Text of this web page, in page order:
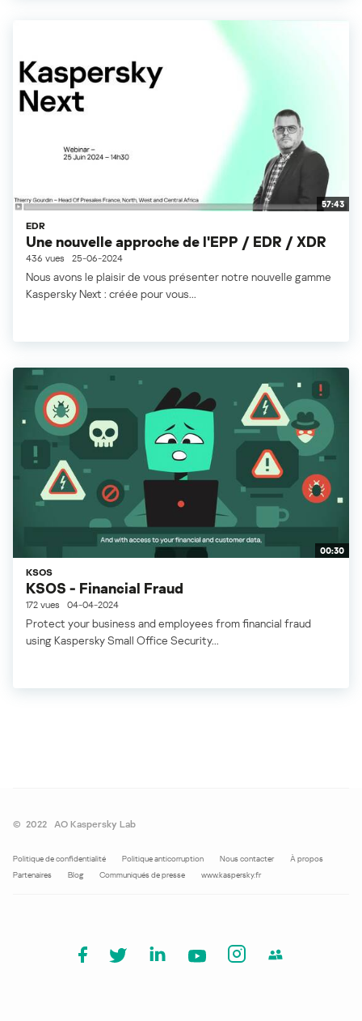
57:43
EDR
Une nouvelle approche de l'EPP / EDR / XDR
436 vues 25-06-2024
Nous avons le plaisir de vous présenter notre nouvelle gamme
Kaspersky Next : créée pour vous...
00:30
KSOS
KSOS - Financial Fraud
172 vues 04-04-2024
Protect your business and employees from financial fraud
using Kaspersky Small Office Security...
© 2022 AO Kaspersky Lab
Politique de confidentialité Politique anticorruption Nous contacter
À propos
Partenaires
Blog Communiqués de presse www.kaspersky.fr